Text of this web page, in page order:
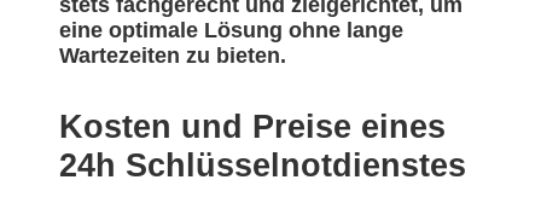
stets fachgerecht und zielgerichtet, um
eine optimale Lösung ohne lange
Wartezeiten zu bieten.
Kosten und Preise eines
24h Schlüsselnotdienstes